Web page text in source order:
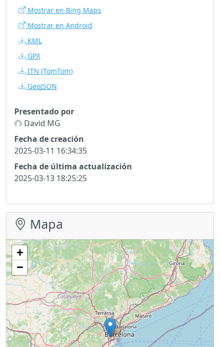
Mostrar en Bing Maps
Mostrar en Android
KML
GPX
ITN (TomTom)
GeoJSON
Presentado por
David MG
Fecha de creación
2025-03-11 16:34:35
Fecha de última actualización
2025-03-13 18:25:25
Mapa
+
−